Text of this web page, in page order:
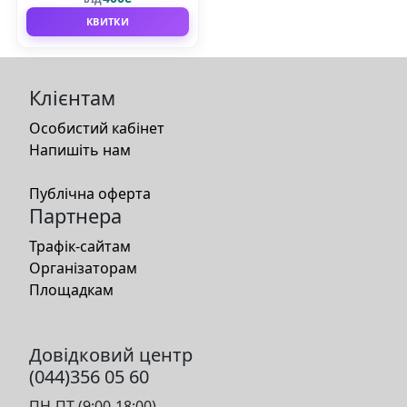
КВИТКИ
Клієнтам
Особистий кабінет
Напишіть нам
Публічна оферта
Партнера
Трафік-сайтам
Організаторам
Площадкам
Довідковий центр
(044)356 05 60